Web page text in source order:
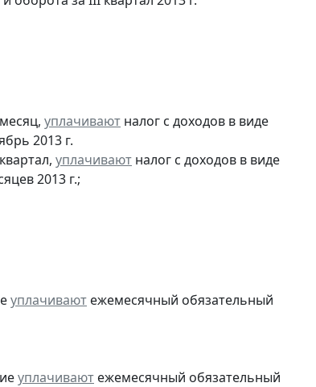
уплачивают налог с доходов в виде
2013 г.
уплачивают налог с доходов в виде
2013 г.;
уплачивают ежемесячный обязательный
уплачивают ежемесячный обязательный